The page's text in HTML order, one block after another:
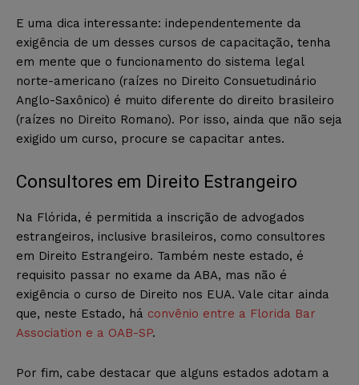
E uma dica interessante: independentemente da
exigência de um desses cursos de capacitação, tenha
em mente que o funcionamento do sistema legal
norte-americano (raízes no Direito Consuetudinário
Anglo-Saxônico) é muito diferente do direito brasileiro
(raízes no Direito Romano). Por isso, ainda que não seja
exigido um curso, procure se capacitar antes.
Consultores em Direito Estrangeiro
Na Flórida, é permitida a inscrição de advogados
estrangeiros, inclusive brasileiros, como consultores
em Direito Estrangeiro. Também neste estado, é
requisito passar no exame da ABA, mas não é
exigência o curso de Direito nos EUA. Vale citar ainda
que, neste Estado, há convênio entre a Florida Bar
Association e a OAB-SP.
Por fim, cabe destacar que alguns estados adotam a